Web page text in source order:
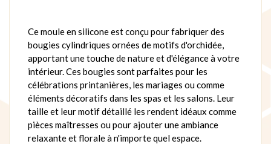
Ce moule en silicone est conçu pour fabriquer des
bougies cylindriques ornées de motifs d'orchidée,
apportant une touche de nature et d'élégance à votre
intérieur. Ces bougies sont parfaites pour les
célébrations printanières, les mariages ou comme
éléments décoratifs dans les spas et les salons. Leur
taille et leur motif détaillé les rendent idéaux comme
pièces maîtresses ou pour ajouter une ambiance
relaxante et florale à n'importe quel espace.